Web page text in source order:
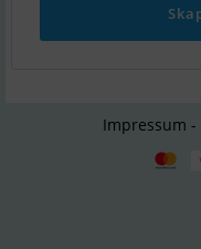
Impressum